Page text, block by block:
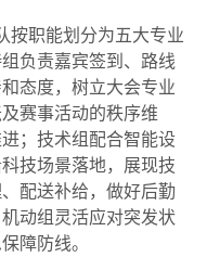
按职能划分为五大专业
负责嘉宾签到、路线
态度，树立大会专业
赛事活动的秩序维
；技术组配合智能设
技场景落地，展现技
配送补给，做好后勤
动组灵活应对突发状
障防线。